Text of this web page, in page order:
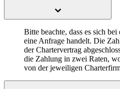
Bitte beachte, dass es sich
eine Anfrage handelt. Die
der Chartervertrag
die Zahlung in zwei Raten,
von der jeweiligen